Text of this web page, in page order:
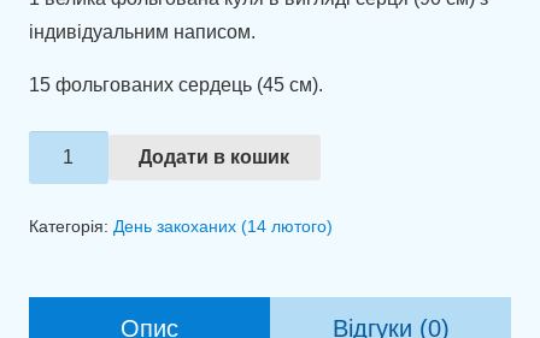
індивідуальним написом.
15 фольгованих сердець (45 см).
Набір
куль
Додати в кошик
Категорія: День закоханих (14 лютого)
Опис Відгуки (0)